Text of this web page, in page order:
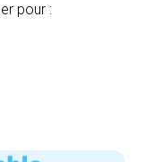
pour :